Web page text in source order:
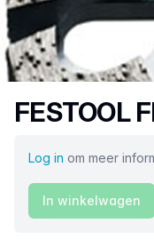
FESTOOL
Log in om meer
In winkelwagen